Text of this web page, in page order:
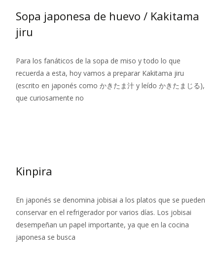
Sopa japonesa de huevo / Kakitama
jiru
Para los fanáticos de la sopa de miso y todo lo que
recuerda a esta, hoy vamos a preparar Kakitama jiru
(escrito en japonés como かきたま汁 y leído かきたまじる),
que curiosamente no
Kinpira
En japonés se denomina jobisai a los platos que se pueden
conservar en el refrigerador por varios días. Los jobisai
desempeñan un papel importante, ya que en la cocina
japonesa se busca